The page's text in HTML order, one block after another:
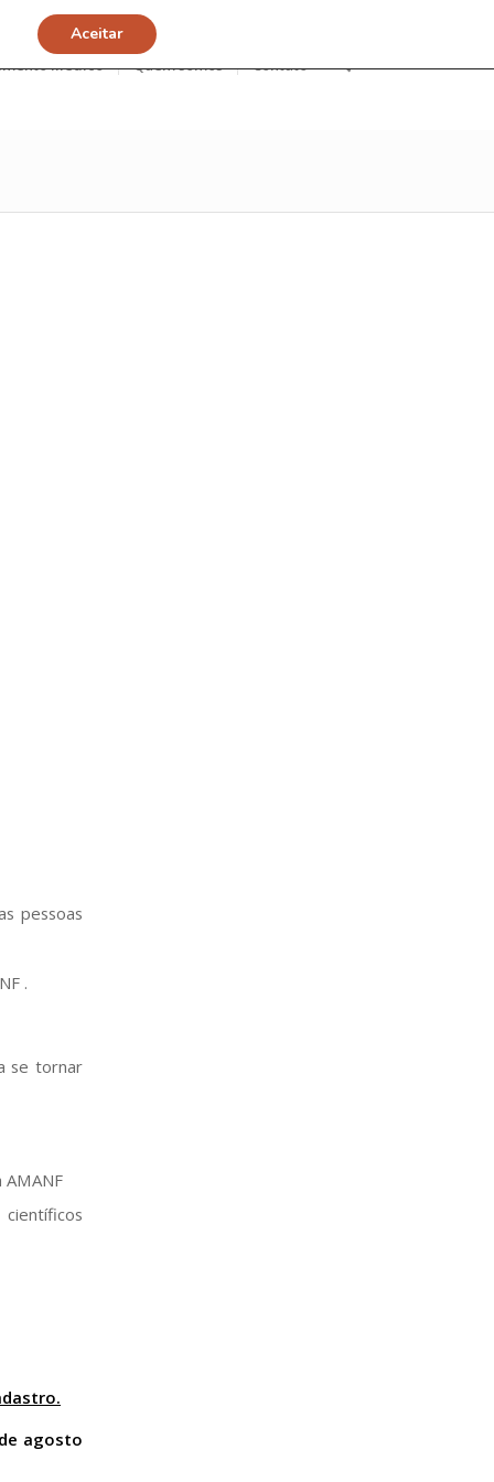
Médico Quem somos Contato
pessoas
.
se tornar
agosto
Aceitar